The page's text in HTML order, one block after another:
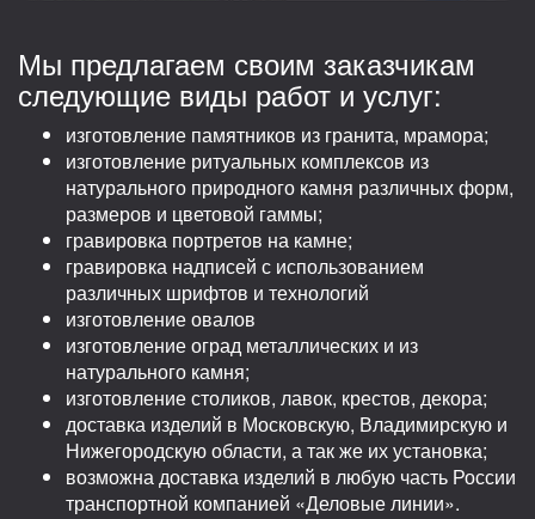
Мы предлагаем своим заказчикам
следующие виды работ и услуг:
изготовление памятников из гранита, мрамора;
изготовление ритуальных комплексов из
натурального природного камня различных форм,
размеров и цветовой гаммы;
гравировка портретов на камне;
гравировка надписей с использованием
различных шрифтов и технологий
изготовление овалов
изготовление оград металлических и из
натурального камня;
изготовление столиков, лавок, крестов, декора;
доставка изделий в Московскую, Владимирскую и
Нижегородскую области, а так же их установка;
возможна доставка изделий в любую часть России
транспортной компанией «Деловые линии».